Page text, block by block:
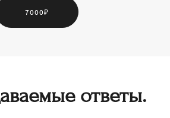
7000₽
ответы.